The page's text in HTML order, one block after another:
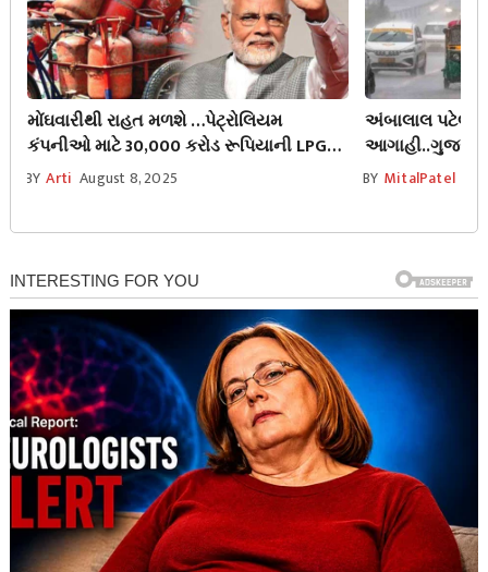
મોંઘવારીથી રાહત મળશે …પેટ્રોલિયમ
કંપનીઓ માટે 30,000 કરોડ રૂપિયાની LPG
સબસિડી મંજૂર
BY Arti August 8, 2025
અંબાલાલ પટેલ
શરૂ થશે
BY MitalPatel